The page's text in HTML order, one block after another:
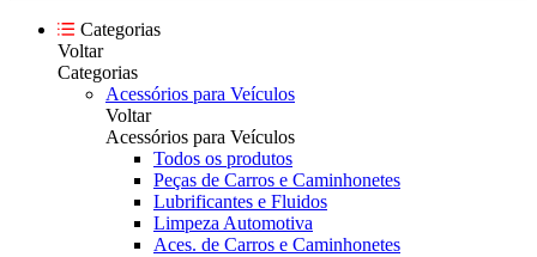
Categorias
Voltar
Categorias
Acessórios para Veículos
Voltar
Acessórios para Veículos
Todos os produtos
Peças de Carros e Caminhonetes
Lubrificantes e Fluidos
Limpeza Automotiva
Aces. de Carros e Caminhonetes